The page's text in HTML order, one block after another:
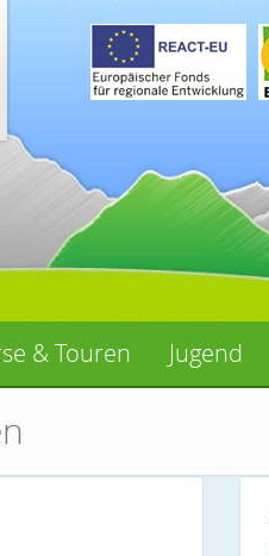
& Touren Jugend